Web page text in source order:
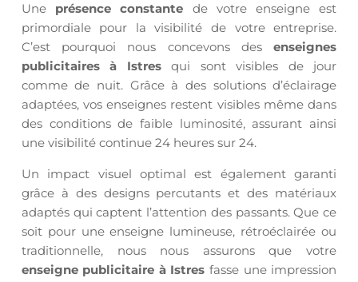
Une présence constante de votre enseigne est
primordiale pour la visibilité de votre entreprise.
C’est pourquoi nous concevons desenseignes
publicitaires à Istresqui sont visibles de jour
comme de nuit. Grâce à des solutions d’éclairage
adaptées, vos enseignes restent visibles même dans
des conditions de faible luminosité, assurant ainsi
une visibilité continue 24 heures sur 24.
Un impact visuel optimal est également garanti
grâce à des designs percutants et des matériaux
adaptés qui captent l’attention des passants. Que ce
soit pour une enseigne lumineuse, rétroéclairée ou
traditionnelle, nous nous assurons que votre
enseigne publicitaire à Istres fasse une impression